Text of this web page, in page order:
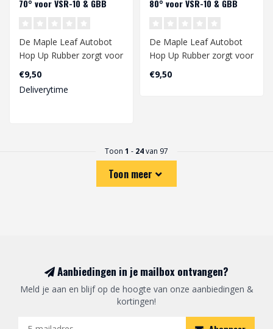
70° voor VSR-10 & GBB
De Maple Leaf Autobot
Hop Up Rubber zorgt voor
je gbb ..
€9,50
Deliverytime
80° voor VSR-10 & GBB
De Maple Leaf Autobot
Hop Up Rubber zorgt voor
je gbb ..
€9,50
Toon 1 - 24van 97
Toon meer
Aanbiedingen in je mailbox ontvangen?
Meld je aan en blijf op de hoogte van onze aanbiedingen &
kortingen!